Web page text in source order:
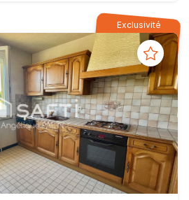
Exclusivité